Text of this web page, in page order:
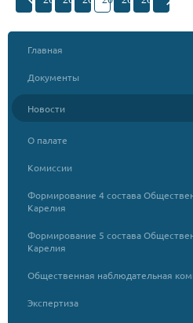
Главная
Документы
Новости
О палате
Комиссии
Формирование 4 состава
Карелия
Формирование 5 состава
Карелия
Общественная наблюдательная
Экспертиза